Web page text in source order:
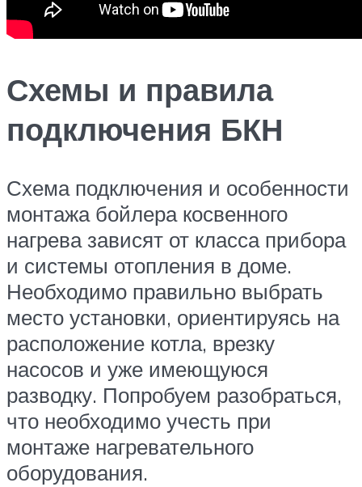
Схемы и правила
подключения БКН
Схема подключения и особенности
монтажа бойлера косвенного
нагрева зависят от класса прибора
и системы отопления в доме.
Необходимо правильно выбрать
место установки, ориентируясь на
расположение котла, врезку
насосов и уже имеющуюся
разводку. Попробуем разобраться,
что необходимо учесть при
монтаже нагревательного
оборудования.